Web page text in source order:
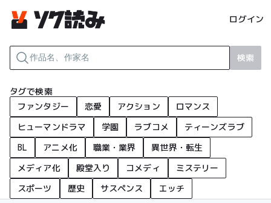
ログイン
検索
タグで検索
ファンタジー
恋愛 アクション
ロマンス
ヒューマンドラマ
学園 ラブコメ
ティーンズラブ
BL
アニメ化 職業・業界
異世界・転生
メディア化
殿堂入り コメディ
ミステリー
スポーツ
歴史 サスペンス エッチ